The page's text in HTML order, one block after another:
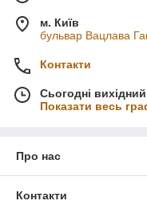
м. Київ
бульвар Вацлава
Контакти
Сьогодні вихідний
Показати весь
Про нас
Контакти